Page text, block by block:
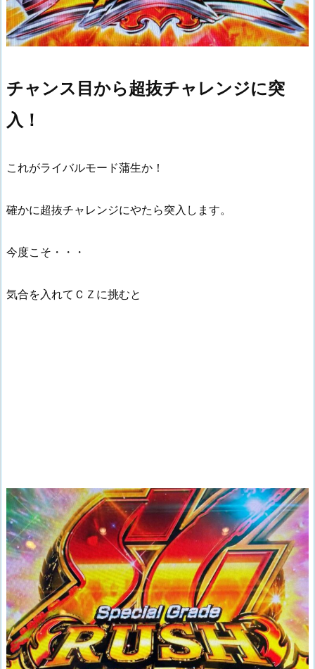
チャンス目から超抜チャレンジに突
入！
これがライバルモード蒲生か！
確かに超抜チャレンジにやたら突入します。
今度こそ・・・
気合を入れてＣＺに挑むと